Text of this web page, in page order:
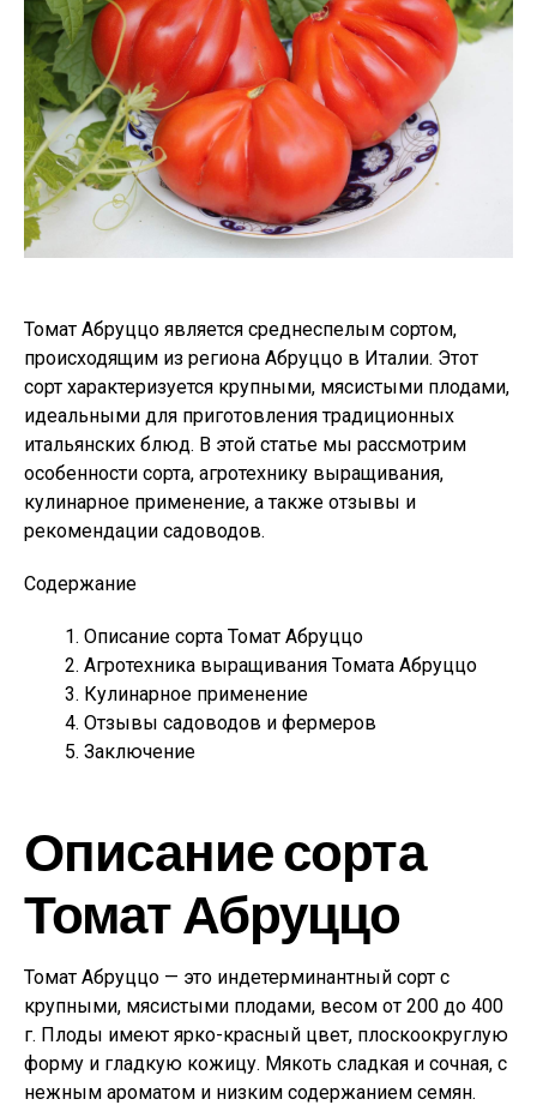
Томат Абруццо является среднеспелым сортом,
происходящим из региона Абруццо в Италии. Этот
сорт характеризуется крупными, мясистыми плодами,
идеальными для приготовления традиционных
итальянских блюд. В этой статье мы рассмотрим
особенности сорта, агротехнику выращивания,
кулинарное применение, а также отзывы и
рекомендации садоводов.
Содержание
Описание сорта Томат Абруццо
Агротехника выращивания Томата Абруццо
Кулинарное применение
Отзывы садоводов и фермеров
Заключение
Описание сорта
Томат Абруццо
Томат Абруццо — это индетерминантный сорт с
крупными, мясистыми плодами, весом от 200 до 400
г. Плоды имеют ярко-красный цвет, плоскоокруглую
форму и гладкую кожицу. Мякоть сладкая и сочная, с
нежным ароматом и низким содержанием семян.